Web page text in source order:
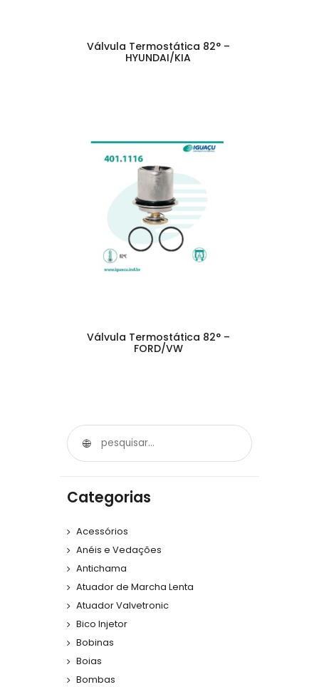
Válvula Termostática 82° –
HYUNDAI/KIA
Válvula Termostática 82° –
FORD/VW
Categorias
Acessórios
Anéis e Vedações
Antichama
Atuador de Marcha Lenta
Atuador Valvetronic
Bico Injetor
Bobinas
Boias
Bombas